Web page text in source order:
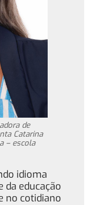
de
Catarina
– escola
idioma
educação
no cotidiano